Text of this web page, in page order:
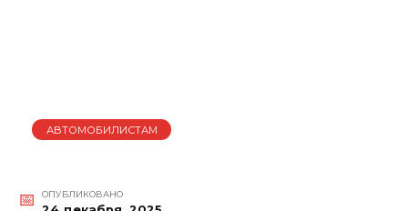
АВТОМОБИЛИСТАМ
ОПУБЛИКОВАНО